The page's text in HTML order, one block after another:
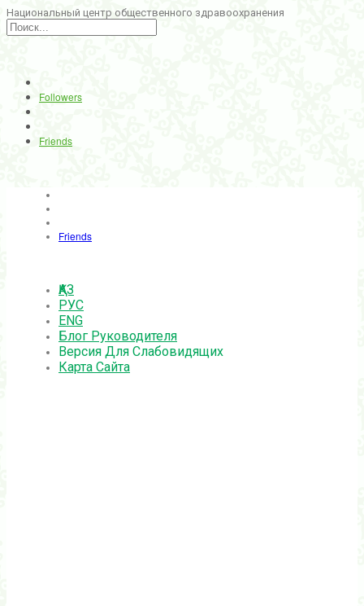
Национальный центр общественного здравоохранения
Followers
Friends
Friends
ҚАЗ
РУС
ENG
Блог Руководителя
Версия Для Слабовидящих
Карта Сайта